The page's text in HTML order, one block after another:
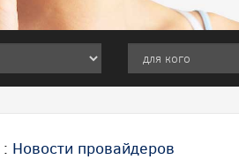
: Новости провайдеров